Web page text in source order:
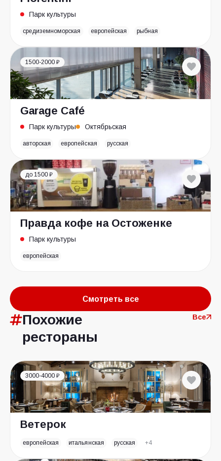
Парк культуры
средиземноморская европейская рыбная
1500-2000 ₽
Garage Café
Парк культуры Октябрьская
авторская европейская русская
до 1500 ₽
Правда кофе на Остоженке
Парк культуры
европейская
Смотреть все
Похожие
рестораны
Все
3000-4000 ₽
Ветерок
европейская итальянская русская +4